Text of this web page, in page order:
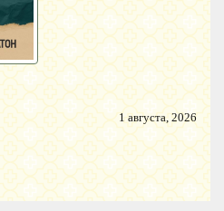
1 августа, 2026